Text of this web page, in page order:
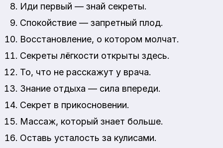
Иди первый — знай секреты.
Спокойствие — запретный плод.
Восстановление, о котором молчат.
Секреты лёгкости открыты здесь.
То, что не расскажут у врача.
Знание отдыха — сила впереди.
Секрет в прикосновении.
Массаж, который знает больше.
Оставь усталость за кулисами.